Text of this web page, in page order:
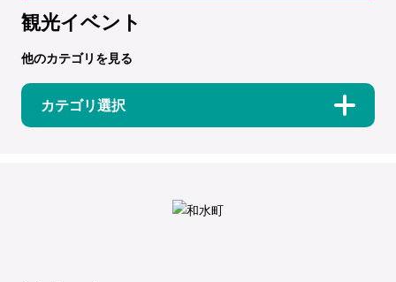
観光イベント
他のカテゴリを見る
カテゴリ選択